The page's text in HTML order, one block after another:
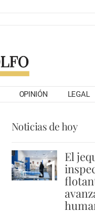
OPINIÓN LEGAL
Noticias de hoy
1 El